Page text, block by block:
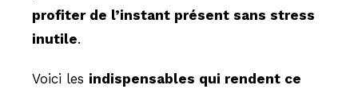
profiter de l’instant présent sans stress
inutile.
Voici les indispensables qui rendent ce